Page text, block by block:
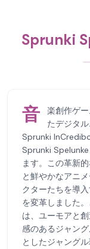
Sprunki
音
楽創作ゲ
たデジタ
Sprunki
Sprunki
ます。この革新
と鮮やかなアニ
クターたちを導
を変革しました
は、ユーモアと
感のあるジャン
としたジャング